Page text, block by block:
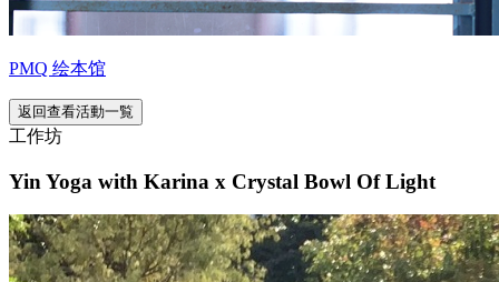
PMQ 绘本馆
返回查看活動一覧
工作坊
Yin Yoga with Karina x Crystal Bowl Of Light